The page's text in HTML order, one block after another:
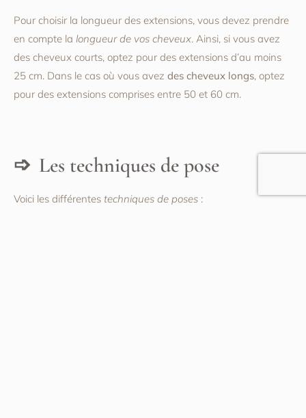
Pour choisir la longueur des extensions, vous devez prendre
en compte la longueur de vos cheveux. Ainsi, si vous avez
des cheveux courts, optez pour des extensions d’au moins
25 cm. Dans le cas où vous avez des cheveux longs, optez
pour des extensions comprises entre 50 et 60 cm.
Les techniques de pose
Voici les différentes techniques de poses :